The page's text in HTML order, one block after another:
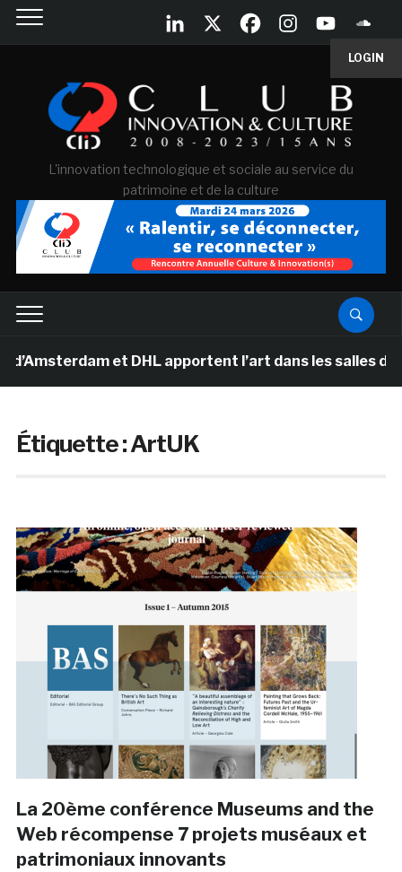
LOGIN
L'innovation technologique et sociale au service du
patrimoine et de la culture
et DHL apportent l’art dans les salles de
Étiquette :ArtUK
La 20ème conférence Museums and the
Web récompense 7 projets muséaux et
patrimoniaux innovants